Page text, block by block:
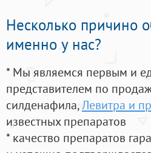
Несколько причино
именно у нас?
* Мы являемся первым и
представителем по
силденафила,Левитра и
известных препаратов
* качество препаратов